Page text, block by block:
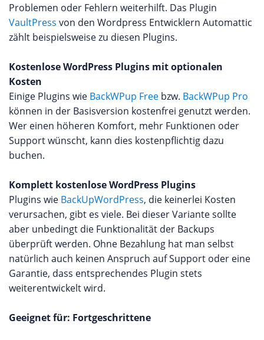
Problemen oder Fehlern weiterhilft. Das Plugin
VaultPress von den Wordpress Entwicklern Automattic
zählt beispielsweise zu diesen Plugins.
Kostenlose WordPress Plugins mit optionalen
Kosten
Einige Plugins wie BackWPup Free bzw. BackWPup Pro
können in der Basisversion kostenfrei genutzt werden.
Wer einen höheren Komfort, mehr Funktionen oder
Support wünscht, kann dies kostenpflichtig dazu
buchen.
Komplett kostenlose WordPress Plugins
Plugins wie BackUpWordPress, die keinerlei Kosten
verursachen, gibt es viele. Bei dieser Variante sollte
aber unbedingt die Funktionalität der Backups
überprüft werden. Ohne Bezahlung hat man selbst
natürlich auch keinen Anspruch auf Support oder eine
Garantie, dass entsprechendes Plugin stets
weiterentwickelt wird.
Geeignet für: Fortgeschrittene